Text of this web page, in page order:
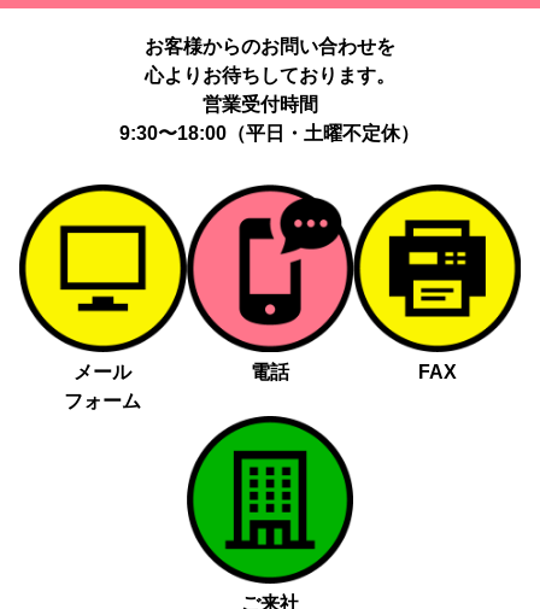
お客様からのお問い合わせを
心よりお待ちしております。
営業受付時間
9:30〜18:00（平日・土曜不定休）
メール
フォーム
電話 FAX
ご来社